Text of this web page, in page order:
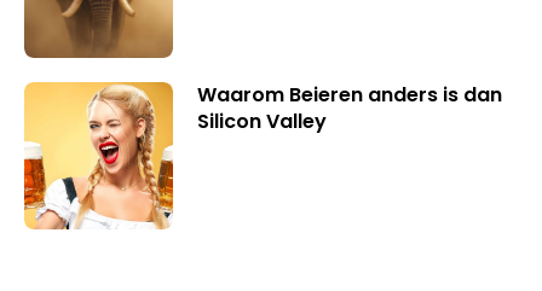
Waarom Beieren anders is dan
Silicon Valley